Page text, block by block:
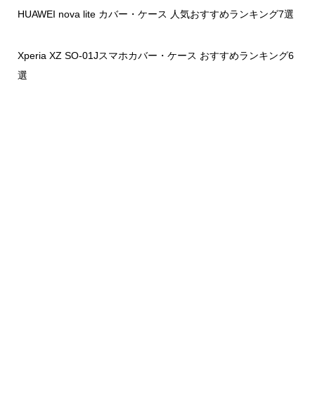
HUAWEI nova lite カバー・ケース 人気おすすめランキング7選
Xperia XZ SO-01Jスマホカバー・ケース おすすめランキング6
選